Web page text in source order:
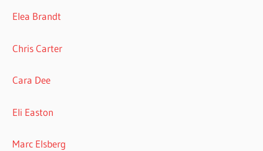
Elea Brandt
Chris Carter
Cara Dee
Eli Easton
Marc Elsberg